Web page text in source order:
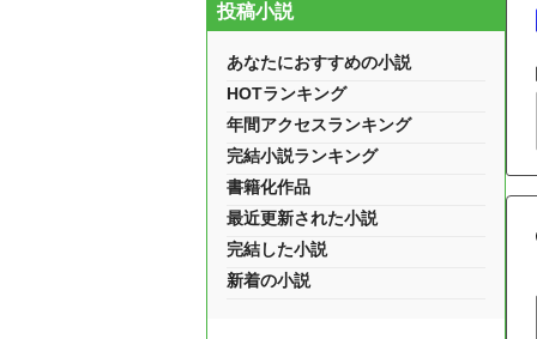
投稿小説
あなたにおすすめの小説
HOTランキング
年間アクセスランキング
完結小説ランキング
書籍化作品
最近更新された小説
完結した小説
新着の小説